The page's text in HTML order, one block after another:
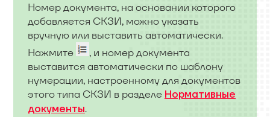
Номер документа, на основании которого
добавляется СКЗИ, можно указать
вручную или выставить автоматически.
Нажмите
, и номер документа
выставится автоматически по шаблону
нумерации, настроенному для документов
этого типа СКЗИ в разделе Нормативные
документы.